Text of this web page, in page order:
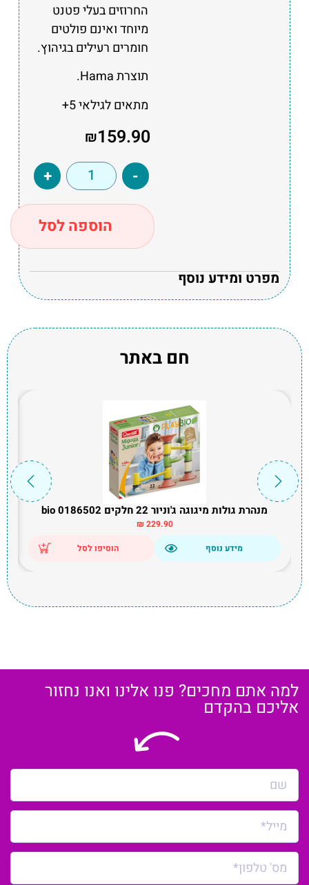
החרוזים בעלי פטנט
מיוחד ואינם פולטים
חומרים רעילים בגיהוץ.
תוצרת Hama.
מתאים לגילאי 5+
159.90
₪
-
+
הוספה לסל
מפרט ומידע נוסף
חם באתר
מנהרת גולות מיגוגה ג'וניור 22 חלקים bio 0186502
229.90
₪
מידע נוסף
הוסיפו לסל
למה אתם מחכים? פנו אלינו ואנו נחזור
אליכם בהקדם